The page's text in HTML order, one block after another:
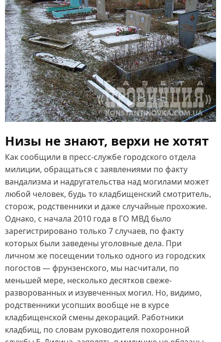
Низы не знают, верхи не хотят
Как сообщили в пресс‑службе городского отдела
милиции, обращаться с заявлениями по факту
вандализма и надругательства над могилами может
любой человек, будь то кладбищенский смотритель,
сторож, родственники и даже случайные прохожие.
Однако, с начала 2010 года в ГО МВД было
зарегистрировано только 7 случаев, по факту
которых были заведены уголовные дела. При
личном же посещении только одного из городских
погостов — фрунзенского, мы насчитали, по
меньшей мере, несколько десятков свеже-
разворованных и изувеченных могил. Но, видимо,
родственники усопших вообще не в курсе
кладбищенской смены декораций. Работники
кладбищ, по словам руководителя похоронной